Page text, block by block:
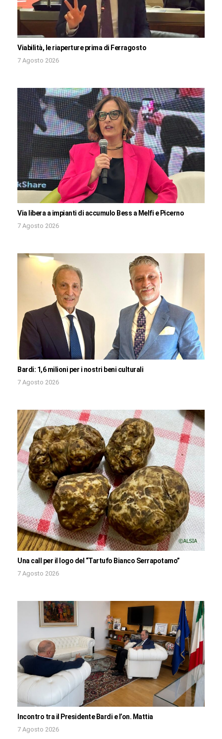
Viabilità, le riaperture prima di Ferragosto
7 Agosto 2026
Via libera a impianti di accumulo Bess a Melfi e Picerno
7 Agosto 2026
Bardi: 1,6 milioni per i nostri beni culturali
7 Agosto 2026
Una call per il logo del “Tartufo Bianco Serrapotamo”
7 Agosto 2026
Incontro tra il Presidente Bardi e l’on. Mattia
7 Agosto 2026